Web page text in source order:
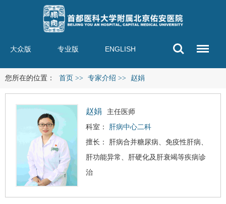
大众版 专业版 ENGLISH
您所在的位置： 首页 >> 专家介绍 >> 赵娟
赵娟
主任医师
科室：
肝病中心二科
擅长： 肝病合并糖尿病、免疫性肝病、
肝功能异常、
肝硬化及 肝衰竭等疾病诊
治